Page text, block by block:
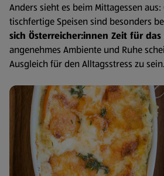
Anders sieht es beim Mittagessen
tischfertige Speisen sind besonders
sich Österreicher:innen Zeit für das
angenehmes Ambiente und Ruhe
Ausgleich für den Alltagsstress zu sein.